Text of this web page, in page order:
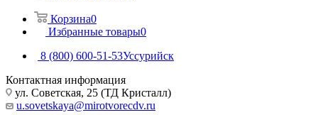
Корзина0
Избранные товары0
8 (800) 600-51-53Уссурийск
Контактная информация
ул. Советская, 25 (ТД Кристалл)
u.sovetskaya@mirotvorecdv.ru